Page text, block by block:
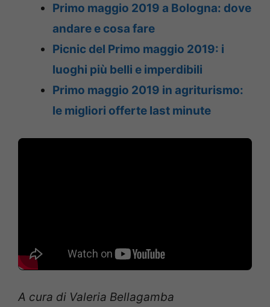
Primo maggio 2019 a Bologna: dove
andare e cosa fare
Picnic del Primo maggio 2019: i
luoghi più belli e imperdibili
Primo maggio 2019 in agriturismo:
le migliori offerte last minute
A cura di Valeria Bellagamba